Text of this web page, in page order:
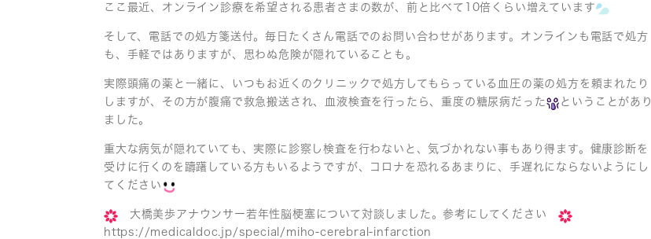
ここ最近、オンライン診療を希望される患者さまの数が、前と比べて10倍くらい増えています
そして、電話での処方箋送付。毎日たくさん電話でのお問い合わせがあります。オンラインも電話で処方
も、手軽ではありますが、思わぬ危険が隠れていることも。
実際頭痛の薬と一緒に、いつもお近くのクリニックで処方してもらっている血圧の薬の処方を頼まれたり
しますが、その方が腹痛で救急搬送され、血液検査を行ったら、重度の糖尿病だった
ということがあり
ました。
重大な病気が隠れていても、実際に診察し検査を行わないと、気づかれない事もあり得ます。健康診断を
受けに行くのを躊躇している方もいるようですが、コロナを恐れるあまりに、手遅れにならないようにし
てください
大橋美歩アナウンサー若年性脳梗塞について対談しました。参考にしてください
https://medicaldoc.jp/special/miho-cerebral-infarction